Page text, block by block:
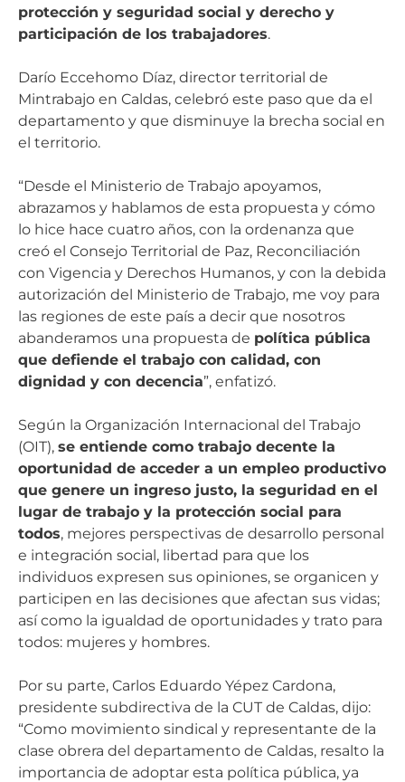
protección y seguridad social y derecho y
participación de los trabajadores.
Darío Eccehomo Díaz, director territorial de
Mintrabajo en Caldas, celebró este paso que da el
departamento y que disminuye la brecha social en
el territorio.
“Desde el Ministerio de Trabajo apoyamos,
abrazamos y hablamos de esta propuesta y cómo
lo hice hace cuatro años, con la ordenanza que
creó el Consejo Territorial de Paz, Reconciliación
con Vigencia y Derechos Humanos, y con la debida
autorización del Ministerio de Trabajo, me voy para
las regiones de este país a decir que nosotros
abanderamos una propuesta de política pública
que defiende el trabajo con calidad, con
dignidad y con decencia”, enfatizó.
Según la Organización Internacional del Trabajo
(OIT), se entiende como trabajo decente la
oportunidad de acceder a un empleo productivo
que genere un ingreso justo, la seguridad en el
lugar de trabajo y la protección social para
todos, mejores perspectivas de desarrollo personal
e integración social, libertad para que los
individuos expresen sus opiniones, se organicen y
participen en las decisiones que afectan sus vidas;
así como la igualdad de oportunidades y trato para
todos: mujeres y hombres.
Por su parte, Carlos Eduardo Yépez Cardona,
presidente subdirectiva de la CUT de Caldas, dijo:
“Como movimiento sindical y representante de la
clase obrera del departamento de Caldas, resalto la
importancia de adoptar esta política pública, ya